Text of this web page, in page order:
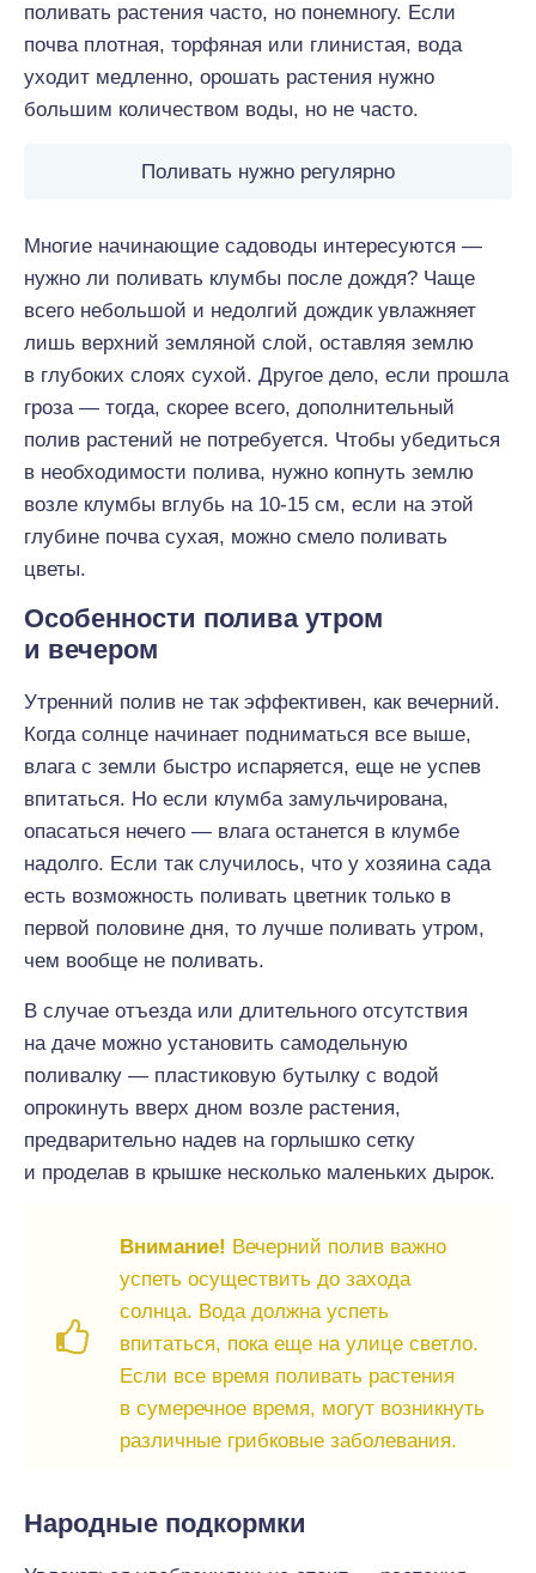
поливать растения часто, но понемногу. Если
почва плотная, торфяная или глинистая, вода
уходит медленно, орошать растения нужно
большим количеством воды, но не часто.
Поливать нужно регулярно
Многие начинающие садоводы интересуются —
нужно ли поливать клумбы после дождя? Чаще
всего небольшой и недолгий дождик увлажняет
лишь верхний земляной слой, оставляя землю
в глубоких слоях сухой. Другое дело, если прошла
гроза — тогда, скорее всего, дополнительный
полив растений не потребуется. Чтобы убедиться
в необходимости полива, нужно копнуть землю
возле клумбы вглубь на 10-15 см, если на этой
глубине почва сухая, можно смело поливать
цветы.
Особенности полива утром
и вечером
Утренний полив не так эффективен, как вечерний.
Когда солнце начинает подниматься все выше,
влага с земли быстро испаряется, еще не успев
впитаться. Но если клумба замульчирована,
опасаться нечего — влага останется в клумбе
надолго. Если так случилось, что у хозяина сада
есть возможность поливать цветник только в
первой половине дня, то лучше поливать утром,
чем вообще не поливать.
В случае отъезда или длительного отсутствия
на даче можно установить самодельную
поливалку — пластиковую бутылку с водой
опрокинуть вверх дном возле растения,
предварительно надев на горлышко сетку
и проделав в крышке несколько маленьких дырок.
Внимание! Вечерний полив важно
успеть осуществить до захода
солнца. Вода должна успеть
впитаться, пока еще на улице светло.
Если все время поливать растения
в сумеречное время, могут возникнуть
различные грибковые заболевания.
Народные подкормки